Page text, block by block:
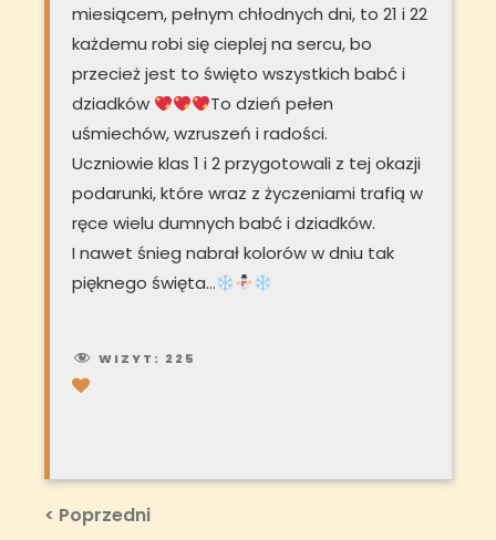
miesiącem, pełnym chłodnych dni, to 21 i 22
każdemu robi się cieplej na sercu, bo
przecież jest to święto wszystkich babć i
dziadków
To dzień pełen
uśmiechów, wzruszeń i radości.
Uczniowie klas 1 i 2 przygotowali z tej okazji
podarunki, które wraz z życzeniami trafią w
ręce wielu dumnych babć i dziadków.
I nawet śnieg nabrał kolorów w dniu tak
pięknego święta…
WIZYT: 225
Nawigacja
Previous
< Poprzedni